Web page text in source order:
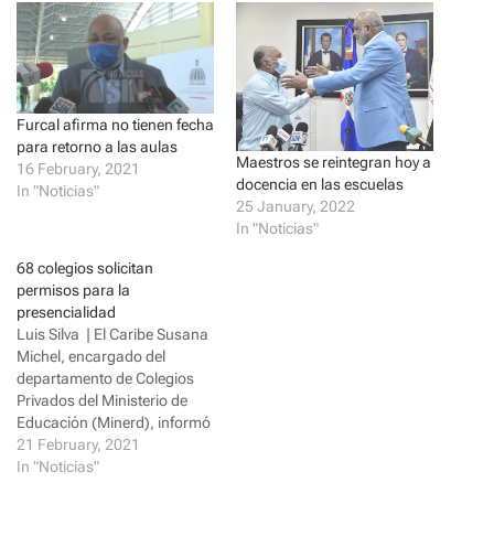
a
r
e
o
n
T
w
i
t
t
e
r
O
i
n
n
e
w
w
i
n
d
o
w
)
a
r
e
o
n
F
a
c
e
b
o
o
s
i
n
n
e
w
w
i
n
d
o
w
)
Furcal afirma no tienen fecha
para retorno a las aulas
16 February, 2021
In "Noticias"
Maestros se reintegran hoy a
docencia en las escuelas
25 January, 2022
In "Noticias"
68 colegios solicitan
permisos para la
presencialidad
Luis Silva | El Caribe Susana
Michel, encargado del
departamento de Colegios
Privados del Ministerio de
Educación (Minerd), informó
ayer que el organismo ha
negado la apertura de la
21 February, 2021
In "Noticias"